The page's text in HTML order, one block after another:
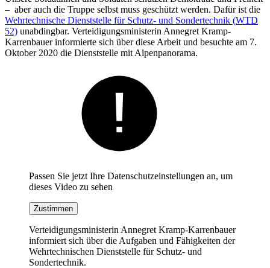
– aber auch die Truppe selbst muss geschützt werden. Dafür ist die
Wehrtechnische Dienststelle für Schutz- und Sondertechnik (WTD
52) unabdingbar. Verteidigungsministerin Annegret Kramp-
Karrenbauer informierte sich über diese Arbeit und besuchte am 7.
Oktober 2020 die Dienststelle mit Alpenpanorama.
Passen Sie jetzt Ihre Datenschutzeinstellungen an, um
dieses Video zu sehen
Zustimmen
Verteidigungsministerin Annegret Kramp-Karrenbauer
informiert sich über die Aufgaben und Fähigkeiten der
Wehrtechnischen Dienststelle für Schutz- und
Sondertechnik.